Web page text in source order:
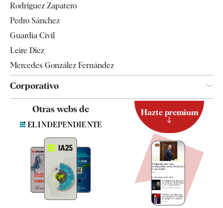
Televisión
Rodríguez Zapatero
Pedro Sánchez
Guardia Civil
Leire Díez
Mercedes González Fernández
Corporativo
Quiénes somos
Especificaciones
Otras webs de Hazte premium